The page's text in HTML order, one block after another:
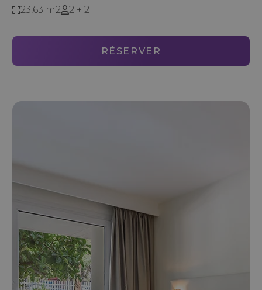
23,63 m2
2 + 2
RÉSERVER